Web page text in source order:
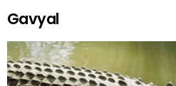
Gavyal